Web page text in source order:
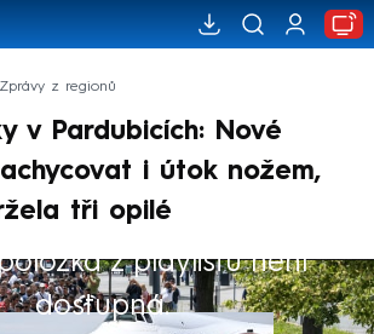
Zprávy z regionů
v Pardubicích: Nové
i útok nožem,
tři opilé
z playlistu není
dostupná.